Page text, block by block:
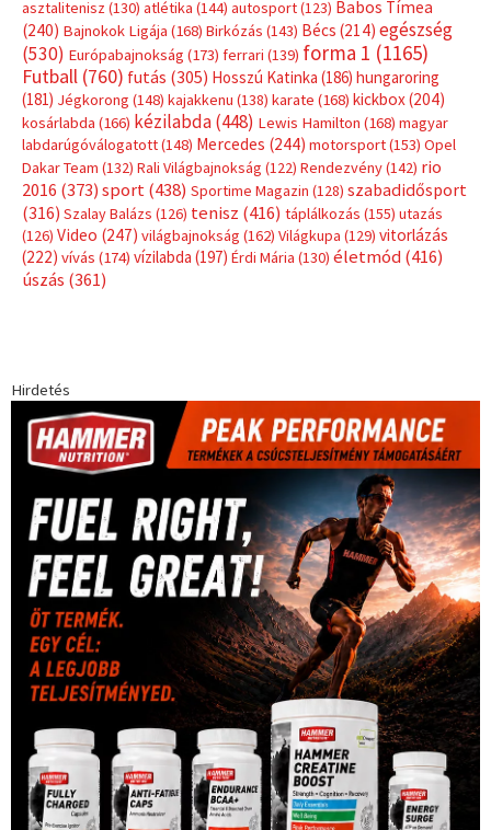
asztalitenisz (130) atlétika (144) autosport(123) Babos Tímea
(240) Bajnokok Ligája (168) Birkózás (143) Bécs (214) egészség
(530) Európabajnokság (173) ferrari (139) forma 1 (1165)
Futball (760) futás (305) Hosszú Katinka (186) hungaroring
(181) Jégkorong (148) kajakkenu (138) karate (168) kickbox(204)
kosárlabda (166) kézilabda(448) Lewis Hamilton (168) magyar
labdarúgóválogatott(148) Mercedes (244) motorsport(153) Opel
Dakar Team (132) Rali Világbajnokság (122) Rendezvény(142) rio
2016 (373) sport(438) Sportime Magazin (128) szabadidősport
(316) Szalay Balázs (126) tenisz (416) táplálkozás (155) utazás
(126) Video (247) világbajnokság (162) Világkupa (129) vitorlázás
(222) vívás (174) vízilabda (197) Érdi Mária (130) életmód(416)
úszás (361)
Hirdetés